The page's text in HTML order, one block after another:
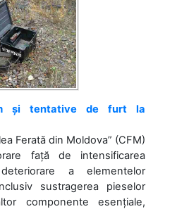
și tentative de furt la
Ferată din Moldova” (CFM)
față de intensificarea
a elementelor
sustragerea pieselor
componente esențiale,